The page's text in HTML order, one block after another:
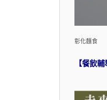
彰化麵食
【餐飲